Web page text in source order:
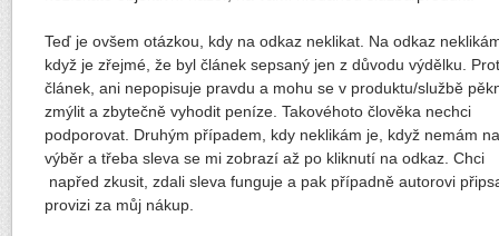
Teď je ovšem otázkou, kdy na odkaz neklikat. Na odkaz
když je zřejmé, že byl článek sepsaný jen z důvodu výdělku.
článek, ani nepopisuje pravdu a mohu se v produktu/službě
zmýlit a zbytečně vyhodit peníze. Takovéhoto člověka nechci
podporovat. Druhým případem, kdy neklikám je, když nemám na
výběr a třeba sleva se mi zobrazí až po kliknutí na odkaz. Chci
napřed zkusit, zdali sleva funguje a pak případně autorovi
provizi za můj nákup.